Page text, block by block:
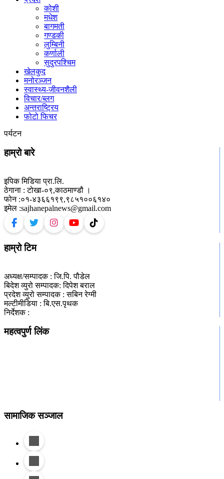
कोशी
मधेश
बागमती
गण्डकी
लुम्बिनी
कर्णाली
सुदुरपश्चिम
खेलकुद
मनोरञ्जन
स्वास्थ्य-जीवनशैली
विचार/ब्लग
अन्तराष्ट्रिय
फोटो फिचर
पर्यटन
हाम्रो बारे
इपिक मिडिया प्रा.लि.
ठेगाना : टोखा-०९,काठमाण्डौ ।
फोन :०१-४३६६१९९,९८५१००६१४०
इमेल :sajhanepalnews@gmail.com
हाम्रो टिम
अध्यक्ष/सम्पादक : जि.पि. पौडेल
बिदेश व्युरो सम्पादक: दिपेश बराल
प्रदेश व्युरो सम्पादक : सबिन रेग्मी
मल्टीमीडिया : बि.एस.पृथक
निर्देशक :
महत्वपुर्ण लिंक
सामाजिक सञ्जाल